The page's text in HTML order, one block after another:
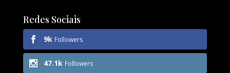
Redes Sociais
9k Followers
47.1k Followers